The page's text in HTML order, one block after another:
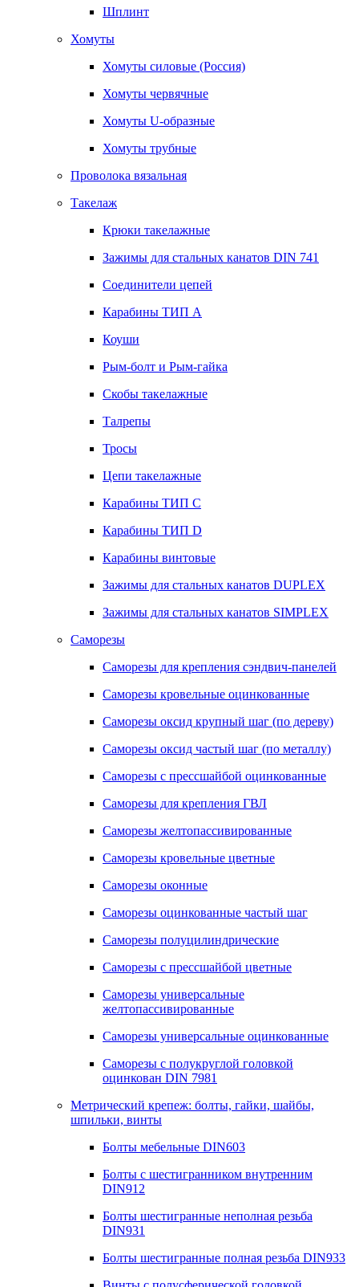
Шплинт
Хомуты
Хомуты силовые (Россия)
Хомуты червячные
Хомуты U-образные
Хомуты трубные
Проволока вязальная
Такелаж
Крюки такелажные
Зажимы для стальных канатов DIN 741
Соединители цепей
Карабины ТИП А
Коуши
Рым-болт и Рым-гайка
Скобы такелажные
Талрепы
Тросы
Цепи такелажные
Карабины ТИП C
Карабины ТИП D
Карабины винтовые
Зажимы для стальных канатов DUPLEX
Зажимы для стальных канатов SIMPLEX
Саморезы
Саморезы для крепления сэндвич-панелей
Саморезы кровельные оцинкованные
Саморезы оксид крупный шаг (по дереву)
Саморезы оксид частый шаг (по металлу)
Саморезы с прессшайбой оцинкованные
Саморезы для крепления ГВЛ
Саморезы желтопассивированные
Саморезы кровельные цветные
Саморезы оконные
Саморезы оцинкованные частый шаг
Саморезы полуцилиндрические
Саморезы с прессшайбой цветные
Саморезы универсальные
желтопассивированные
Саморезы универсальные оцинкованные
Саморезы с полукруглой головкой
оцинкован DIN 7981
Метрический крепеж: болты, гайки, шайбы,
шпильки, винты
Болты мебельные DIN603
Болты с шестигранником внутренним
DIN912
Болты шестигранные неполная резьба
DIN931
Болты шестигранные полная резьба DIN933